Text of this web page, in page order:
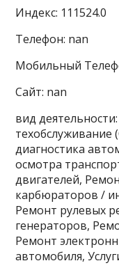
Индекс: 111524.0
Телефон: nan
Мобильный
Сайт: nan
вид
диагностика
осмотра
двигателей,
карбюраторов /
Ремонт рулевых
генераторов,
Ремонт
автомобиля,